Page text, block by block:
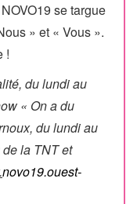
NOVO19 se targue
» et « Vous ».
!
du lundi au
« On a du
du lundi au
la TNT et
novo19.ouest-